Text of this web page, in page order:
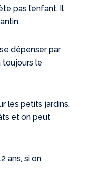
pas l’enfant. Il
dépenser par
toujours le
les petits jardins,
et on peut
ans, si on